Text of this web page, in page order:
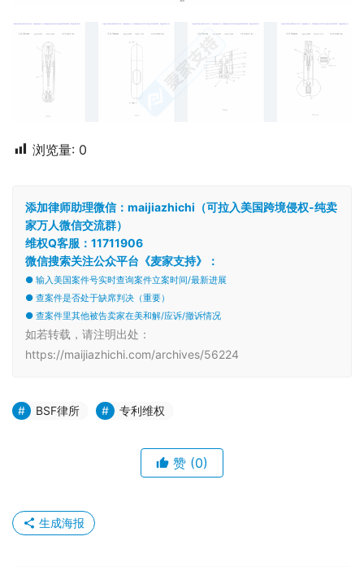
浏览量: 0
添加律师助理微信：maijiazhichi（可拉入美国跨境侵权-纯卖
家万人微信交流群）
维权Q客服：11711906
微信搜索关注公众平台《麦家支持》：
● 输入美国案件号实时查询案件立案时间/最新进展
● 查案件是否处于缺席判决（重要）
● 查案件里其他被告卖家在美和解/应诉/撤诉情况
如若转载，请注明出处：
https://maijiazhichi.com/archives/56224
BSF律所 专利维权
赞 (0)
生成海报